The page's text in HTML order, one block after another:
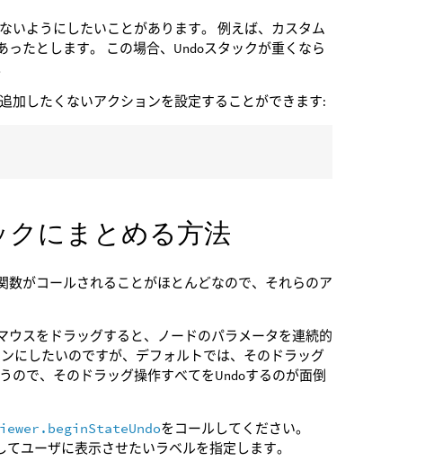
いようにしたいことがあります。 例えば、カスタム
たとします。 この場合、Undoスタックが重くなら
加したくないアクションを設定することができます:
クにまとめる方法
がコールされることがほとんどなので、それらのア
スをドラッグすると、ノードのパラメータを連続的
にしたいのですが、デフォルトでは、そのドラッグ
ので、そのドラッグ操作すべてをUndoするのが面倒
をコールしてください。
ユーザに表示させたいラベルを指定します。